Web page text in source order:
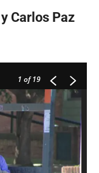
Carlos Paz
1 of 19